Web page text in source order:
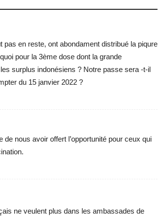
en reste, ont abondament distribué la piqure
pour la 3ème dose dont la grande
surplus indonésiens ? Notre passe sera -t-il
du 15 janvier 2022 ?
de nous avoir offert l’opportunité pour ceux qui
ne veulent plus dans les ambassades de